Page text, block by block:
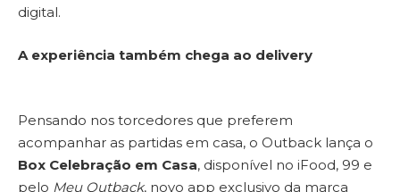
digital.
A experiência também chega ao delivery
Pensando nos torcedores que preferem
acompanhar as partidas em casa, o Outback lança o
Box Celebração em Casa, disponível no iFood, 99 e
pelo Meu Outback, novo app exclusivo da marca